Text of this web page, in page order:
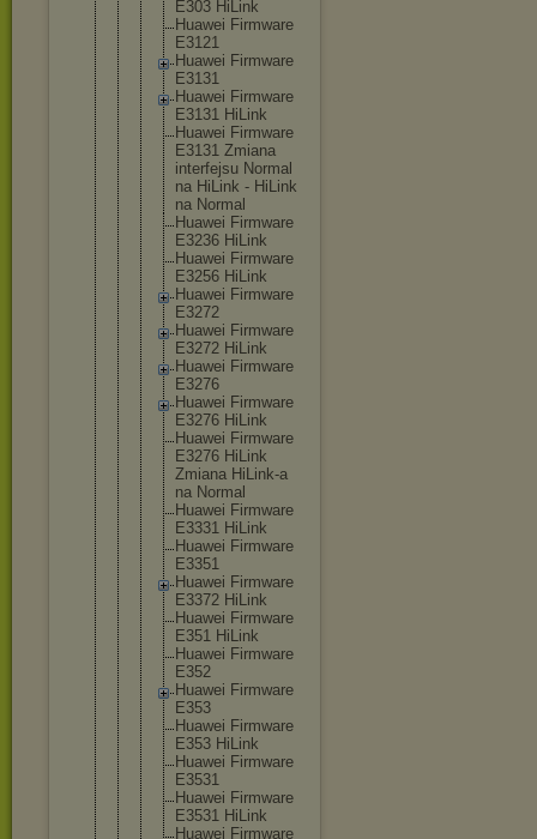
E303 HiLink
Huawei Firmware
E3121
Huawei Firmware
E3131
Huawei Firmware
E3131 HiLink
Huawei Firmware
E3131 Zmiana
interfejsu Normal
na HiLink - HiLink
na Normal
Huawei Firmware
E3236 HiLink
Huawei Firmware
E3256 HiLink
Huawei Firmware
E3272
Huawei Firmware
E3272 HiLink
Huawei Firmware
E3276
Huawei Firmware
E3276 HiLink
Huawei Firmware
E3276 HiLink
Zmiana HiLink-a
na Normal
Huawei Firmware
E3331 HiLink
Huawei Firmware
E3351
Huawei Firmware
E3372 HiLink
Huawei Firmware
E351 HiLink
Huawei Firmware
E352
Huawei Firmware
E353
Huawei Firmware
E353 HiLink
Huawei Firmware
E3531
Huawei Firmware
E3531 HiLink
Huawei Firmware